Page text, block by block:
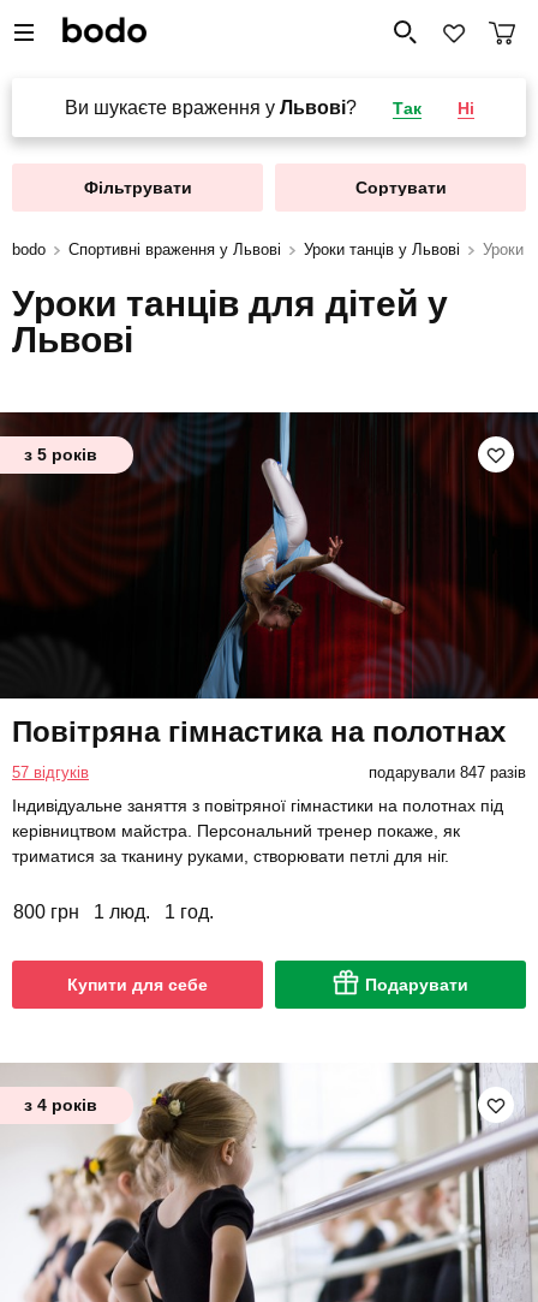
Ви шукаєте враження у Львові? Так Ні
Фільтрувати Сортувати
bodo Спортивні враження у Львові Уроки танців у Львові Уроки
Уроки танців для дітей у
Львові
з 5 років
Повітряна гімнастика на полотнах
57 відгуків подарували 847 разів
Індивідуальне заняття з повітряної гімнастики на полотнах під
керівництвом майстра. Персональний тренер покаже, як
триматися за тканину руками, створювати петлі для ніг.
800 грн 1 люд. 1 год.
Купити для себе Подарувати
з 4 років